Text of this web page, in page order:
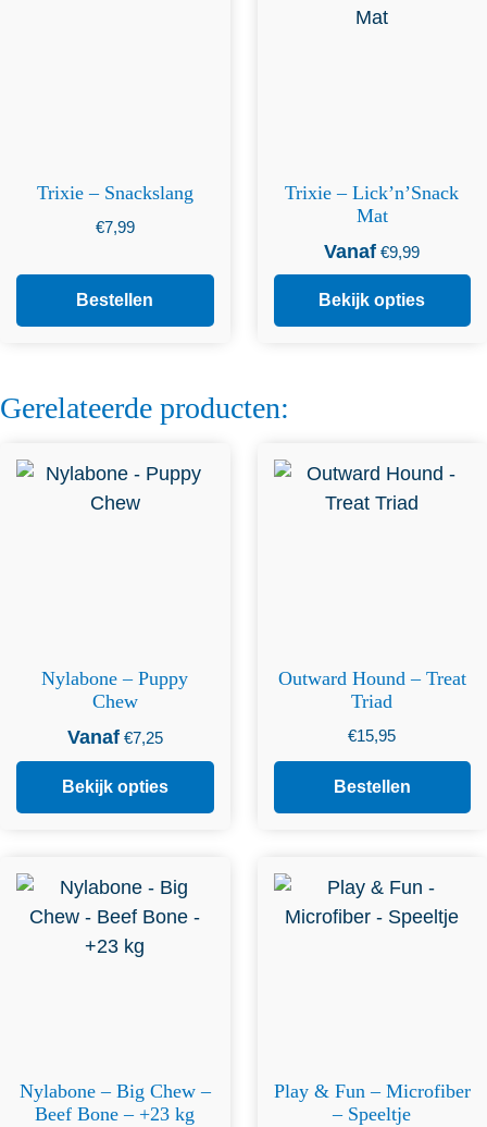
Trixie – Snackslang
€7,99
Bestellen
Trixie – Lick’n’Snack
Mat
Vanaf €9,99
Bekijk opties
Gerelateerde producten:
Nylabone – Puppy
Chew
Vanaf €7,25
Bekijk opties
meerdere variaties. Deze
optie kan gekozen worden
Outward Hound – Treat
Triad
€15,95
Bestellen
Nylabone – Big Chew –
Beef Bone – +23 kg
Play & Fun – Microfiber
– Speeltje
meerdere variaties. Deze
optie kan gekozen worden